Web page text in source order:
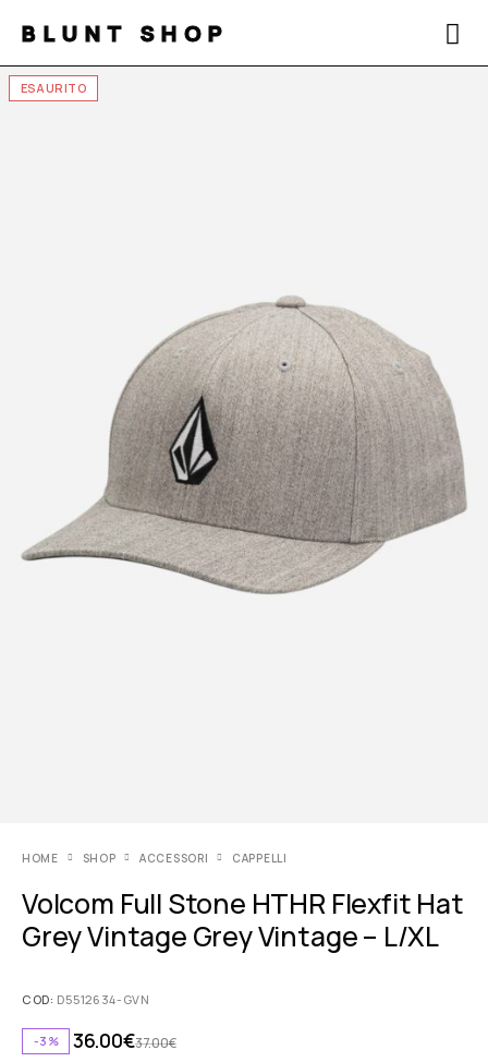
BLUNT SHOP
ESAURITO
HOME SHOP ACCESSORI CAPPELLI
Volcom Full Stone HTHR Flexfit Hat
Grey Vintage Grey Vintage – L/XL
COD: D5512634-GVN
-3% 37.00€
36.00€